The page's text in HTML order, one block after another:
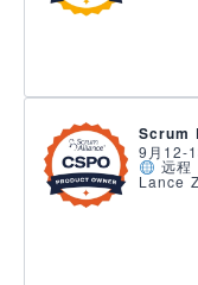
Scrum
9月12-
远程
Lance